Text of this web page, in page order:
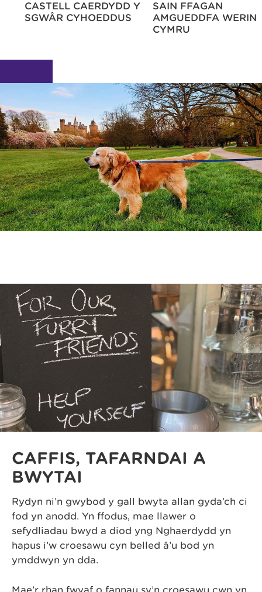
CASTELL CAERDYDD Y
SGWÂR CYHOEDDUS
SAIN FFAGAN
AMGUEDDFA WERIN
CYMRU
CAFFIS, TAFARNDAI A
BWYTAI
Rydyn ni’n gwybod y gall bwyta allan gyda’ch ci
fod yn anodd. Yn ffodus, mae llawer o
sefydliadau bwyd a diod yng Nghaerdydd yn
hapus i’w croesawu cyn belled â’u bod yn
ymddwyn yn dda.